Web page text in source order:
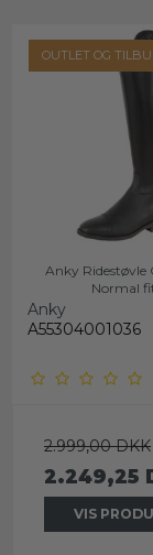
OUTLET OG
Anky Ridestøvle
Normal
Anky
A55304001036
2.999,00 DKK
2.249,25
VIS